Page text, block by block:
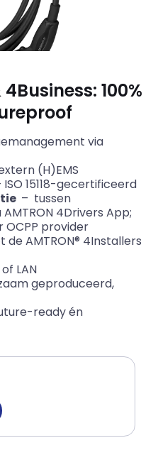
4Business: 100%
via
(H)EMS
ISO 15118-gecertificeerd
– tussen
4Drivers App;
OCPP provider
de AMTRON® 4Installers
of LAN
geproduceerd,
-ready én